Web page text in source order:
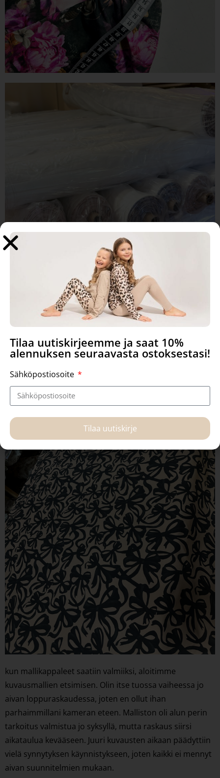
kun mallikappaleet saatiin valmiiksi, aloitimme
kuvausmallien etsimisen. Olin itse tuossa vaiheessa jo
aivan loppuraskaudessa, joten en ollut ihan
parhaimmillani kameran eteen. Malliston oli alun perin
tarkoitus valmistua jo syksyllä, mutta raskaus siirsi
aikataulua kevääseen. Juuri kuvausten aikaan päädyttiin
vielä synnytyksen käynnistykseen, joten kaikki ei mennyt
aivan suunnitelmien mukaan.
Tilaa uutiskirjeemme ja saat 10%
alennuksen seuraavasta ostoksestasi!
Sähköpostiosoite
Tilaa uutiskirje